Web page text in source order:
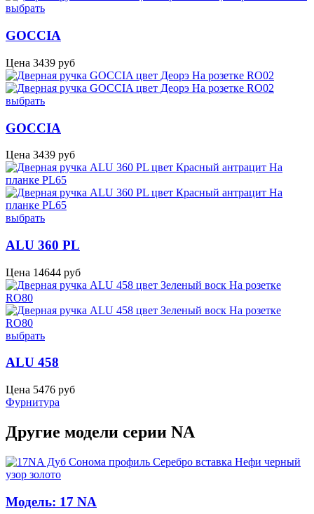
выбрать
GOCCIA
Цена 3439 руб
выбрать
GOCCIA
Цена 3439 руб
выбрать
ALU 360 PL
Цена 14644 руб
выбрать
ALU 458
Цена 5476 руб
Фурнитура
Другие модели серии NA
Модель: 17 NA